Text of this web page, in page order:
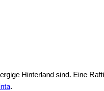
Hinterland sind. Eine
.